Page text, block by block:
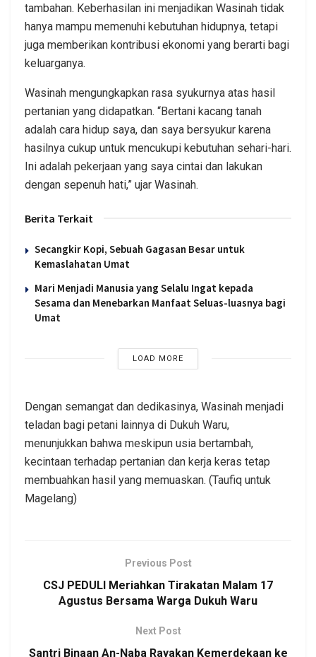
tambahan. Keberhasilan ini menjadikan Wasinah tidak
hanya mampu memenuhi kebutuhan hidupnya, tetapi
juga memberikan kontribusi ekonomi yang berarti bagi
keluarganya.
Wasinah mengungkapkan rasa syukurnya atas hasil
pertanian yang didapatkan. “Bertani kacang tanah
adalah cara hidup saya, dan saya bersyukur karena
hasilnya cukup untuk mencukupi kebutuhan sehari-hari.
Ini adalah pekerjaan yang saya cintai dan lakukan
dengan sepenuh hati,” ujar Wasinah.
Berita Terkait
Secangkir Kopi, Sebuah Gagasan Besar untuk
Kemaslahatan Umat
Mari Menjadi Manusia yang Selalu Ingat kepada
Sesama dan Menebarkan Manfaat Seluas-luasnya bagi
Umat
LOAD MORE
Dengan semangat dan dedikasinya, Wasinah menjadi
teladan bagi petani lainnya di Dukuh Waru,
menunjukkan bahwa meskipun usia bertambah,
kecintaan terhadap pertanian dan kerja keras tetap
membuahkan hasil yang memuaskan. (Taufiq untuk
Magelang)
Previous Post
CSJ PEDULI Meriahkan Tirakatan Malam 17
Agustus Bersama Warga Dukuh Waru
Next Post
Santri Binaan An-Naba Rayakan Kemerdekaan ke